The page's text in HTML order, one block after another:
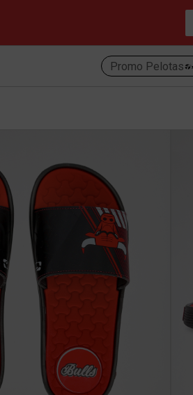
Promo Pelotas